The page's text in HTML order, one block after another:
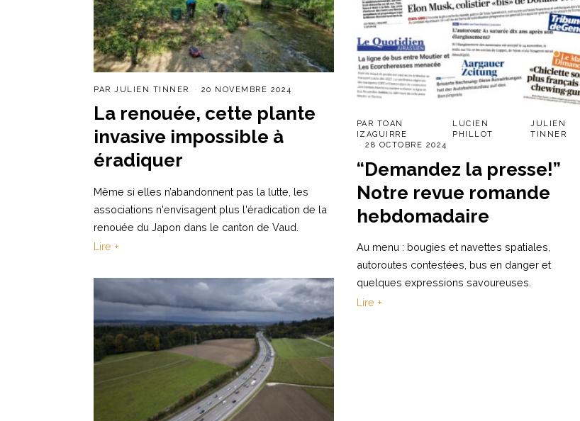
PAR JULIEN TINNER 20 NOVEMBRE 2024
La renouée, cette plante
invasive impossible à
éradiquer
Même si elles n’abandonnent pas la lutte, les
associations n'envisagent plus l'éradication de la
renouée du Japon dans le canton de Vaud.
Lire +
PAR TOAN
IZAGUIRRE
LUCIEN
PHILLOT
JULIEN
TINNER
28 OCTOBRE 2024
“Demandez la presse!”
Notre revue romande
hebdomadaire
Au menu : bougies et navettes spatiales,
autoroutes contestées, bus en danger et
quelques expressions savoureuses.
Lire +